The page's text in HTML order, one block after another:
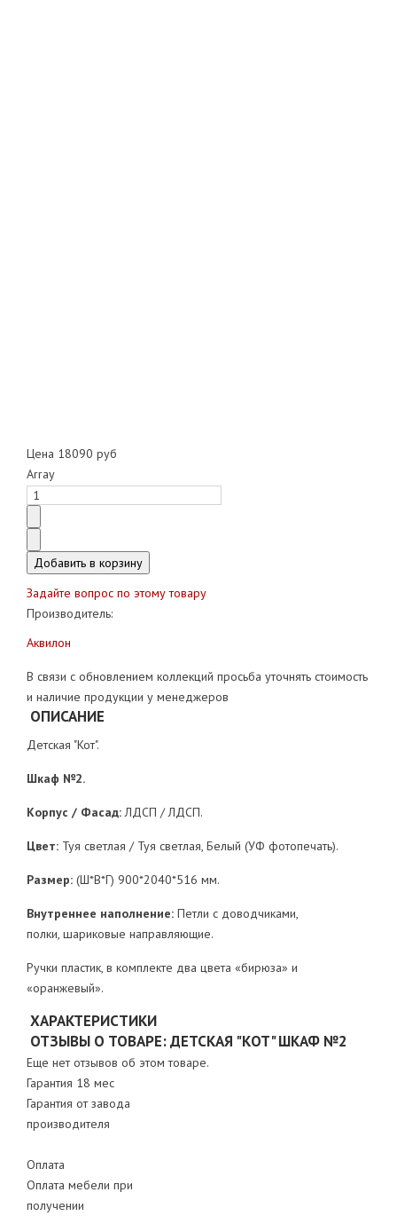
Цена 18090 руб
Array
Задайте вопрос по этому товару
Производитель:
Аквилон
В связи с обновлением коллекций просьба уточнять стоимость
и наличие продукции у менеджеров
ОПИСАНИЕ
Детская "Кот".
Шкаф №2.
Корпус / Фасад:ЛДСП / ЛДСП.
Цвет:Туя светлая / Туя светлая, Белый (УФ фотопечать).
Размер:(Ш*В*Г) 900*2040*516 мм.
Внутреннее наполнение:Петли с доводчиками,
полки, шариковые направляющие.
Ручки пластик, в комплекте два цвета «бирюза» и
«оранжевый».
ХАРАКТЕРИСТИКИ
ОТЗЫВЫ О ТОВАРЕ: ДЕТСКАЯ "КОТ" ШКАФ №2
Еще нет отзывов об этом товаре.
Гарантия 18 мес
Гарантия от завода
производителя
Оплата
Оплата мебели при
получении